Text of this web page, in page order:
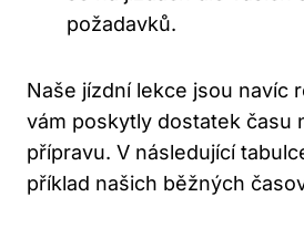
požadavků.
Naše jízdní lekce jsou navíc
vám poskytly dostatek času
přípravu. V následující
příklad našich běžných